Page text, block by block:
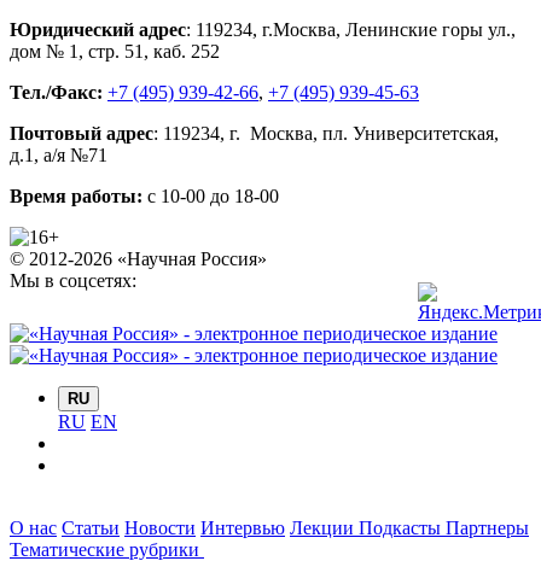
Юридический адрес: 119234, г.Москва, Ленинские горы ул.,
дом № 1, стр. 51 , каб. 252
Тел./Факс: +7 (495) 939-42-66, +7 (495) 939-45-63
Почтовый адрес: 119234, г. Москва, пл. Университетская,
д.1 , а/я №71
Время работы: с 10-00 до 18-00
© 2012-2026 «Научная Россия»
Мы в соцсетях:
RU
RU EN
О нас Статьи Новости Интервью Лекции Подкасты Партнеры
Тематические рубрики